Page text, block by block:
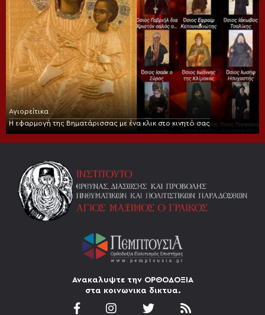
Αγιορείτικα
Η εφαρμογή της Βηματάρισσας με ένα κλικ στο κινητό σας
Ανακαλυψτε την ΟΡΘΟΔΟΞΙΑ
στα κοινωνικα δικτυα.